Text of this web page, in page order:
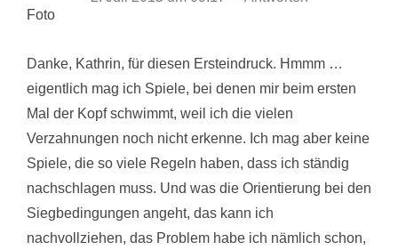
Danke, Kathrin, für diesen Ersteindruck. Hmmm …
eigentlich mag ich Spiele, bei denen mir beim ersten
Mal der Kopf schwimmt, weil ich die vielen
Verzahnungen noch nicht erkenne. Ich mag aber keine
Spiele, die so viele Regeln haben, dass ich ständig
nachschlagen muss. Und was die Orientierung bei den
Siegbedingungen angeht, das kann ich
nachvollziehen, das Problem habe ich nämlich schon,